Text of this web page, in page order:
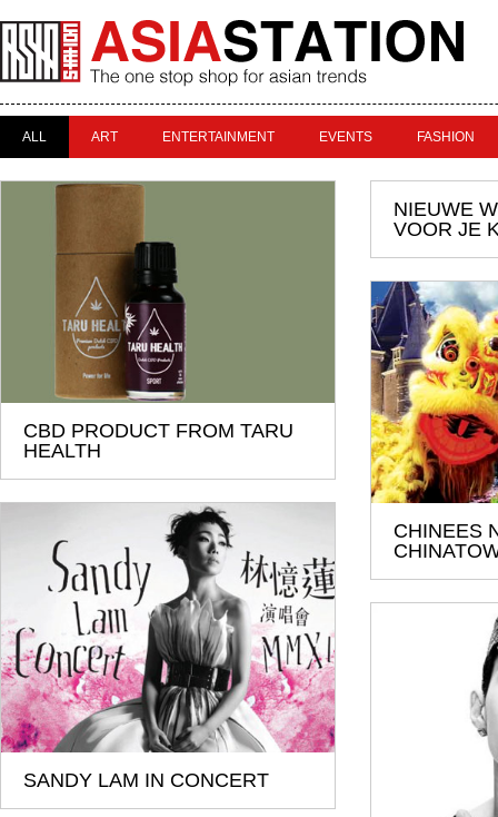
ALL ART ENTERTAINMENT EVENTS FASHION
CBD PRODUCT FROM TARU
HEALTH
NIEUWE
VOOR JE
CHINEES
SANDY LAM IN CONCERT